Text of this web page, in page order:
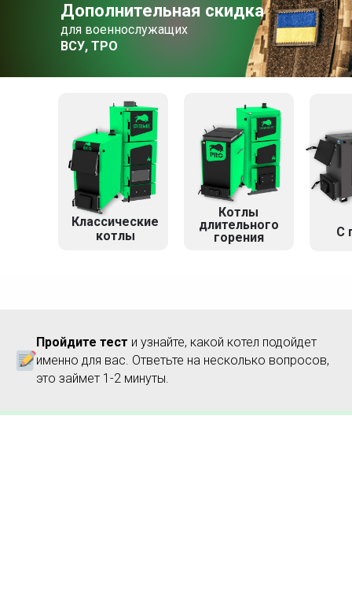
для военнослужащих
ВСУ, ТРО
Дополнительная скидка
C
Котлы
длительного
горения
Классические
котлы
Пройдите тест и узнайте, какой котел подойдет
именно для вас. Ответьте на несколько вопросов,
это займет 1-2 минуты.